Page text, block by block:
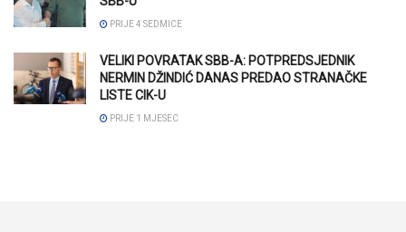
PRIJE 4 SEDMICE
VELIKI POVRATAK SBB-A: POTPREDSJEDNIK
NERMIN DŽINDIĆ DANAS PREDAO STRANAČKE
LISTE CIK-U
PRIJE 1 MJESEC